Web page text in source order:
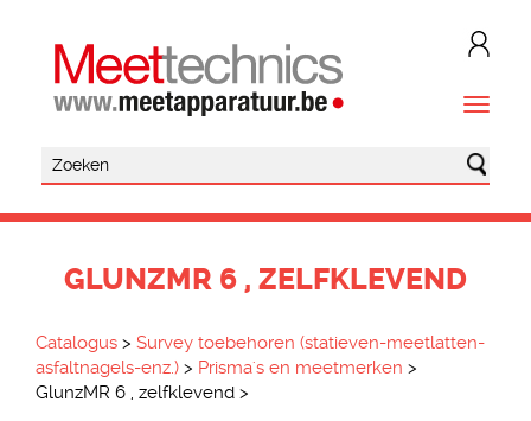
GLUNZMR 6 , ZELFKLEVEND
Catalogus > Survey toebehoren (statieven-meetlatten-
asfaltnagels-enz.) > Prisma's en meetmerken >
GlunzMR 6 , zelfklevend >